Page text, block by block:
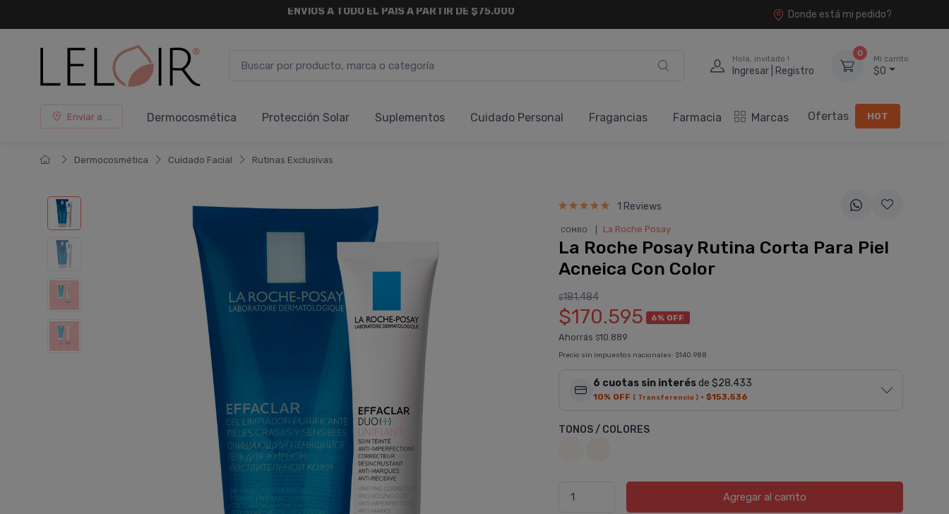
Donde está mi pedido?
Hola, invitado !
Ingresar | Registro
0
Mi carrito
$0
Enviar a ... Dermocosmética Protección Solar Suplementos Cuidado Personal Fragancias Farmacia Marcas Ofertas HOT
Dermocosmética Cuidado Facial Rutinas Exclusivas
1 Reviews
COMBO La Roche Posay
La Roche Posay Rutina Corta Para Piel
Acneica Con Color
$181.484
$170.595 6% OFF
Ahorrás $10.889
Precio sin impuestos nacionales: $140.988
6 cuotas sin interésde $28.433
10% OFF ( Transferencia )· $153.536
TONOS / COLORES
Agregaral carrito